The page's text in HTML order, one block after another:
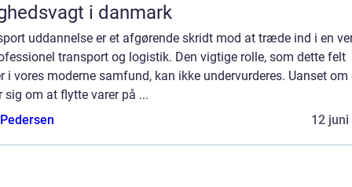
i danmark
uddannelse er et afgørende skridt mod at træde ind i en
transport og logistik. Den vigtige rolle, som dette felt
i vores moderne samfund, kan ikke undervurderes. Uanset om
sig om at flytte varer på ...
12 juni